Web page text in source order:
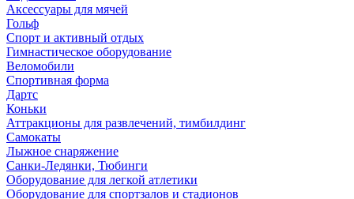
Аксессуары для мячей
Гольф
Спорт и активный отдых
Гимнастическое оборудование
Веломобили
Спортивная форма
Дартс
Коньки
Аттракционы для развлечений, тимбилдинг
Самокаты
Лыжное снаряжение
Санки-Ледянки, Тюбинги
Оборудование для легкой атлетики
Оборудование для спортзалов и стадионов